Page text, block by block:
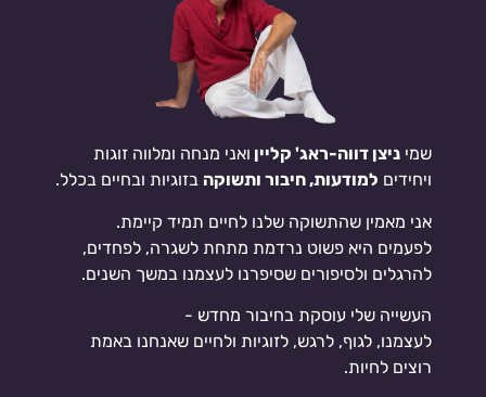
שמי ניצן דווה-ראג' קליין ואני מנחה ומלווה זוגות
ויחידים למודעות, חיבור ותשוקה בזוגיות ובחיים בכלל.
אני מאמין שהתשוקה שלנו לחיים תמיד קיימת.
לפעמים היא פשוט נרדמת מתחת לשגרה, לפחדים,
להרגלים ולסיפורים שסיפרנו לעצמנו במשך השנים.
העשייה שלי עוסקת בחיבור מחדש -
לעצמנו, לגוף, לרגש, לזוגיות ולחיים שאנחנו באמת
רוצים לחיות.